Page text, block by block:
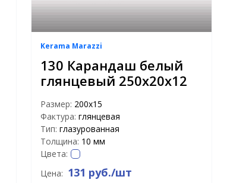
Kerama Marazzi
130 Карандаш белый
глянцевый 250х20х12
Размер: 200х15
Фактура: глянцевая
Тип: глазурованная
Толщина: 10 мм
Цвета:
Цена: 131 руб./шт